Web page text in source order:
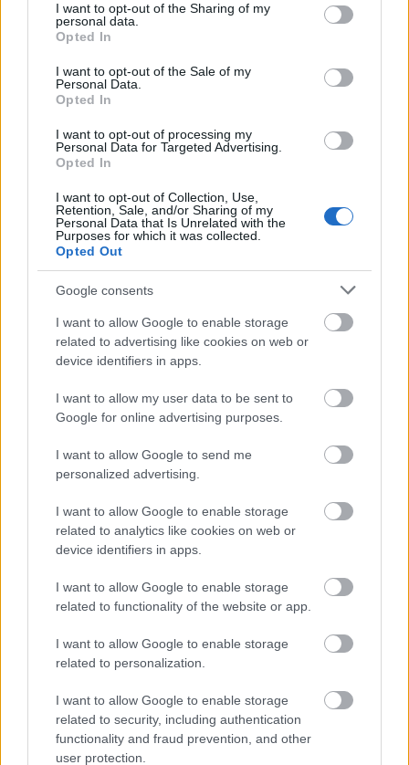
not limited to your visit or usage behaviour. You may click to
grant or deny consent to Google and its third-party tags to
use your data for below specified purposes in below Google
consent section.
I want to opt-out of the Sharing of my
personal data.
Opted In
I want to opt-out of the Sale of my
Personal Data.
Opted In
I want to opt-out of processing my
Personal Data for Targeted Advertising.
Opted In
I want to opt-out of Collection, Use,
Retention, Sale, and/or Sharing of my
Personal Data that Is Unrelated with the
Purposes for which it was collected.
Opted Out
Google consents
I want to allow Google to enable storage
related to advertising like cookies on web or
device identifiers in apps.
I want to allow my user data to be sent to
Google for online advertising purposes.
I want to allow Google to send me
personalized advertising.
I want to allow Google to enable storage
related to analytics like cookies on web or
device identifiers in apps.
I want to allow Google to enable storage
related to functionality of the website or app.
I want to allow Google to enable storage
related to personalization.
I want to allow Google to enable storage
related to security, including authentication
functionality and fraud prevention, and other
user protection.
A Barba Negra Track 2014-es tavaszi- nyári idénye
ünnepli a Junkies a 20., a zenekar énekese Szekeres
Andris pedig a 40.születésnapját. Fellép a Ganxsta
Zolee és a Kartel, a Paddy and the Rats, a hazai alter-
legenda Pál Utcai Fiúk, a Hősök, DSP, a Magashegyi
Underground, a Fish!, és a Kaukázus, de a nyár
közepén fellép a metál egyik klasszikusa, a
stílusteremtő amerikai Death zenekar is.
Hosszú idő után újra Budapesten koncertezik a
klasszikus felállású Korál, de zenél a 30Y, és fellép az
extrád bölcsész hip hopot nyomó Bëlga, és a hazai
punk-legenda, a HétköznaPI CSAlódások is. A
szervezők még jópár meglepetést tartogatnak a
közönség számára, többek között az Anima Sound
System is látható lesz idén, egy rég nem látott
felállásban. Az ingyenes programfüzet mellett a
teljes koncertmenü folyamatosan frissítve követhető
a Barba Negra Track hivatalos Facebook-profilján
Címkék:barba negra track
Ajánlott bejegyzések: